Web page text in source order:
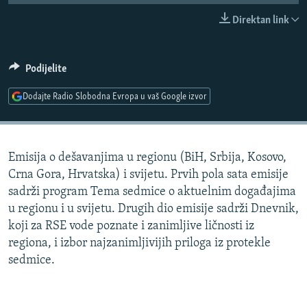
SPECIJALI RSE
VIŠE OD NASLOVA
TV LIBERTY
POST SCRIPTUM
MOJA EVROPA
TRI DECENIJE OD RATA U BIH
SVE KARTE DEJTONA
PRATITE NAS
Sve RFE/RL stranice
Direktan link
Podijelite
Dodajte Radio Slobodna Evropa u vaš Google izvor
Emisija o dešavanjima u regionu (BiH, Srbija, Kosovo,
Crna Gora, Hrvatska) i svijetu. Prvih pola sata emisije
sadrži program Tema sedmice o aktuelnim događajima
u regionu i u svijetu. Drugih dio emisije sadrži Dnevnik,
koji za RSE vode poznate i zanimljive ličnosti iz
regiona, i izbor najzanimljivijih priloga iz protekle
sedmice.